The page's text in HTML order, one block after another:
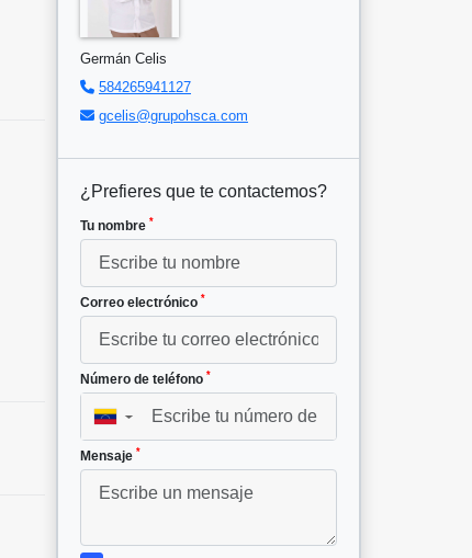
Germán Celis
584265941127
gcelis@grupohsca.com
¿Prefieres que te contactemos?
Tu nombre *
Correo electrónico *
Número de teléfono *
▼
Mensaje *